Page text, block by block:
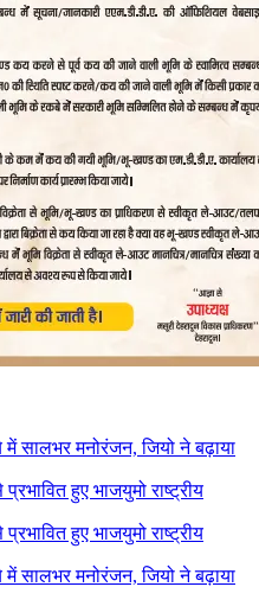
सालभर मनोरंजन, जियो ने बढ़ाया
हुए भाजयुमो राष्ट्रीय
हुए भाजयुमो राष्ट्रीय
सालभर मनोरंजन, जियो ने बढ़ाया